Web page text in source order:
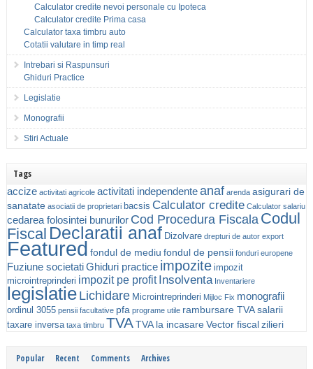
Calculator credite nevoi personale cu Ipoteca
Calculator credite Prima casa
Calculator taxa timbru auto
Cotatii valutare in timp real
Intrebari si Raspunsuri
Ghiduri Practice
Legislatie
Monografii
Stiri Actuale
Tags
accize activitati agricole activitati independenteanaf arenda asigurari de
sanatate asociatii de proprietari bacsis Calculator credite Calculator salariu
cedarea folosintei bunurilor Cod Procedura Fiscala Codul
Fiscal Declaratii anaf Dizolvare drepturi de autor export
Featured fondul de mediu fondul de pensii fonduri europene
Fuziune societatiGhiduri practice impozite impozit
microintreprinderi impozit pe profit Insolventa Inventariere
legislatieLichidare Microintreprinderi Mijloc Fix monografii
ordinul 3055 pensii facultative pfa programe utile rambursare TVAsalarii
taxare inversa taxa timbru TVATVA la incasareVector fiscalzilieri
Popular Recent Comments Archives